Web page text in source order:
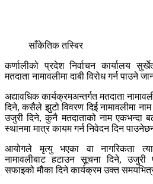
साँकेतिक तस्बिर
कर्णालीको प्रदेश निर्वाचन कार्यालय
मतदाता नामावलीमा दाबी विरोध गर्न पाउने
अद्यावधिक कार्यक्रमअन्तर्गत मतदाता
दिने, कसैले झुटो विवरण दिई नामावलीमा
उजुरी दिने, कुनै मतदाताको नाम एकभन्दा
स्थानमा मात्र कायम गर्न निवेदन दिन
आयोगले मृत्यु भएका वा नागरिकता
नामावलीबाट हटाउन सूचना दिने, उजुरी
सफाइको मौका दिने कार्यक्रम उक्त